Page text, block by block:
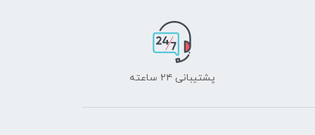
پشتیبانی ۲۴ ساعته